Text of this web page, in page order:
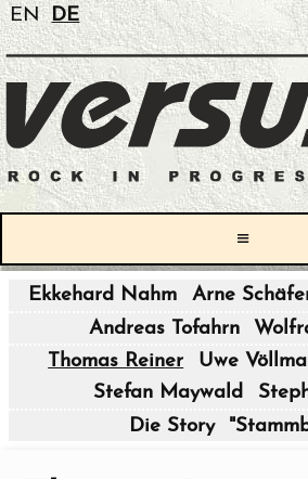
EN DE
≡
Ekkehard Nahm Arne
Andreas Tofahrn
|
Thomas Reiner Uwe
Stefan Maywald
|
Die Story